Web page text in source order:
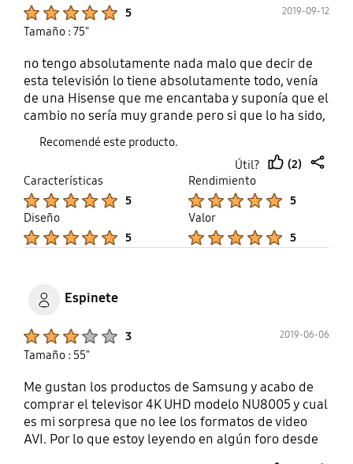
5 2019-09-12
Tamaño : 75"
no tengo absolutamente nada malo que decir de
esta televisión lo tiene absolutamente todo, venía
de una Hisense que me encantaba y suponía que el
cambio no sería muy grande pero si que lo ha sido,
está televisión tiene todo lo que un usuario medio
necesita de sobra y supongo que los más exigentes
Recomendé este producto.
Útil?
up
(2)
Características
5
Rendimiento
5
Diseño
5
Valor
5
Espinete
3 2019-06-06
Tamaño : 55"
Me gustan los productos de Samsung y acabo de
comprar el televisor 4K UHD modelo NU8005 y cual
es mi sorpresa que no lee los formatos de video
AVI. Por lo que estoy leyendo en algún foro desde